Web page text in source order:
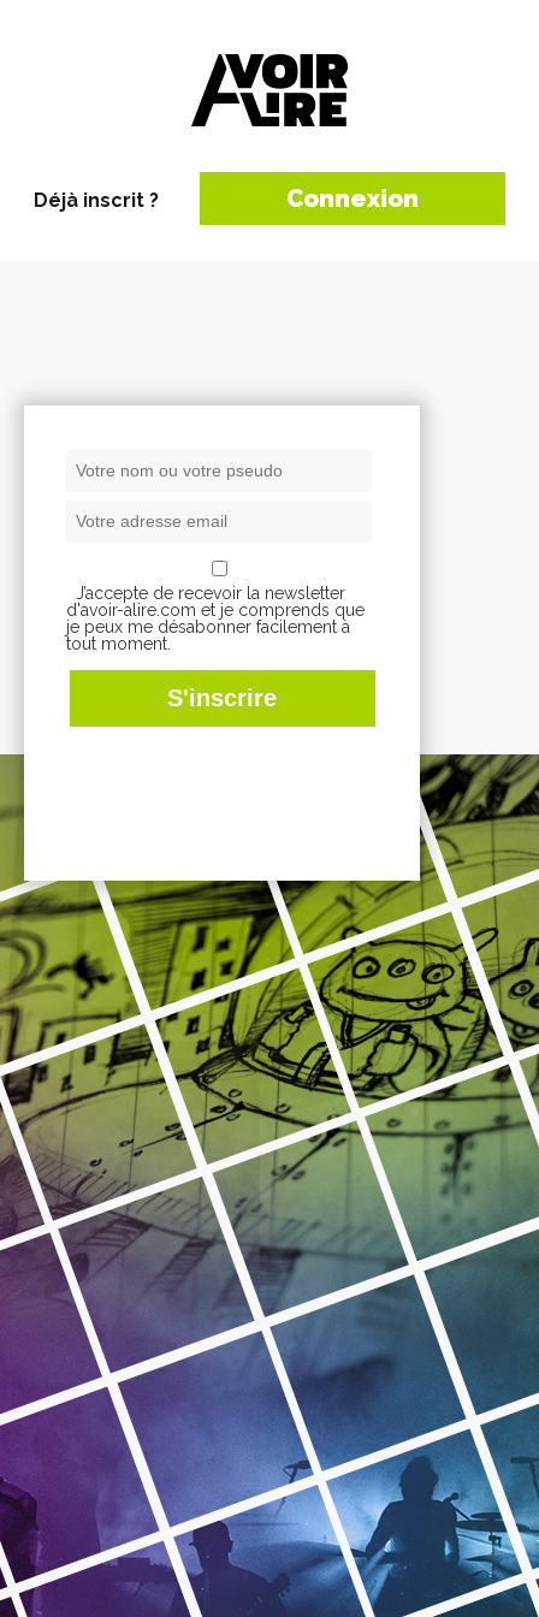
Déjà inscrit ? Connexion
J’accepte de recevoir la newsletter
d'avoir-alire.com et je comprends que
je peux me désabonner facilement à
tout moment.